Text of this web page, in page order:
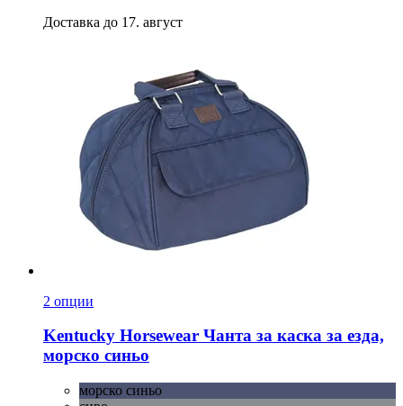
Доставка до 17. август
2 опции
Kentucky Horsewear Чанта за каска за езда,
морско синьо
морско синьо